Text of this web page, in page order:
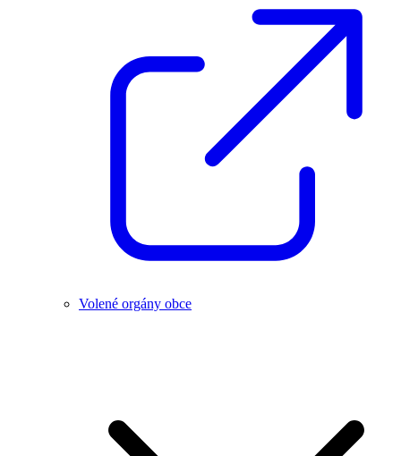
Volené orgány obce